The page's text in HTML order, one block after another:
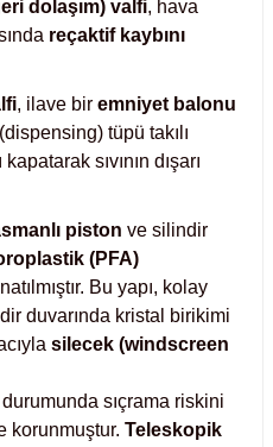
dolaşım) valfi, hava
reçaktif kaybını
, ilave bir emniyet balonu
tüpü takılı
sıvının dışarı
piston ve silindir
(PFA)
Bu yapı, kolay
duvarında kristal birikimi
silecek (windscreen
sıçrama riskini
korunmuştur. Teleskopik